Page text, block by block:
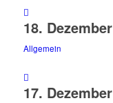
18. Dezember
Allgemein
17. Dezember